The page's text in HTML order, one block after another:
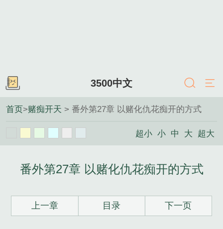
3500中文
首页>赌痴开天 > 番外第27章 以赌化仇花痴开的方式
超小 小 中 大 超大
番外第27章 以赌化仇花痴开的方式
上一章 目录 下一页